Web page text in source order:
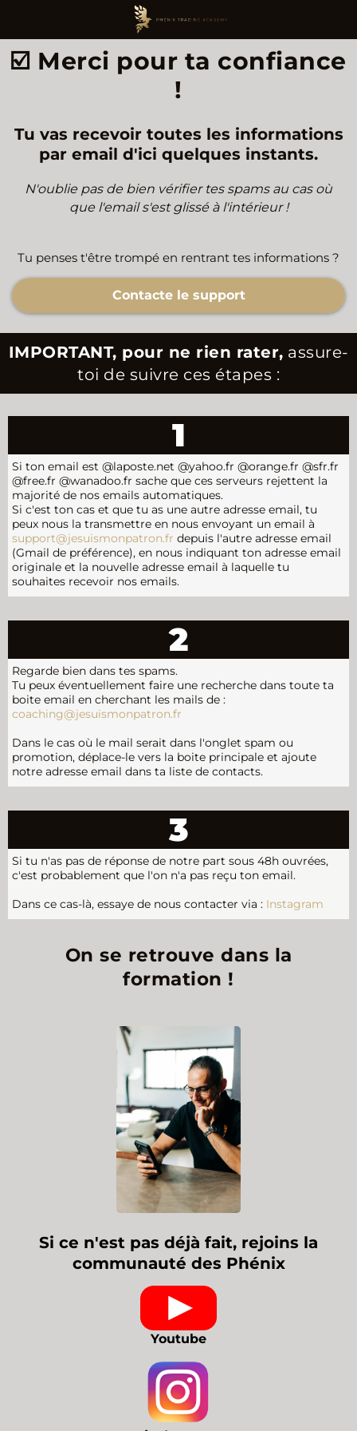
☑️ Merci pour ta confiance
!
Tu vas recevoir toutes les informations
par email d'ici quelques instants.
N'oublie pas de bien vérifier tes spams au cas où
que l'email s'est glissé à l'intérieur !
Tu penses t'être trompé en rentrant tes informations ?
Contacte le support
IMPORTANT, pour ne rien rater, assure-
toi de suivre ces étapes :
1
Si ton email est @laposte.net @yahoo.fr @orange.fr @sfr.fr
@free.fr @wanadoo.fr sache que ces serveurs rejettent la
majorité de nos emails automatiques.
Si c'est ton cas et que tu as une autre adresse email, tu
peux nous la transmettre en nous envoyant un email à
support@jesuismonpatron.fr depuis l'autre adresse email
(Gmail de préférence), en nous indiquant ton adresse email
originale et la nouvelle adresse email à laquelle tu
souhaites recevoir nos emails.
2
Regarde bien dans tes spams.
Tu peux éventuellement faire une recherche dans toute ta
boite email en cherchant les mails de :
coaching@jesuismonpatron.fr
Dans le cas où le mail serait dans l'onglet spam ou
promotion, déplace-le vers la boite principale et ajoute
notre adresse email dans ta liste de contacts.
3
Si tu n'as pas de réponse de notre part sous 48h ouvrées,
c'est probablement que l'on n'a pas reçu ton email.
Dans ce cas-là, essaye de nous contacter via : Instagram
On se retrouve dans la
formation !
Si ce n'est pas déjà fait, rejoins la
communauté des Phénix
Youtube